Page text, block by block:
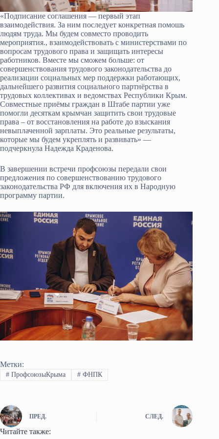
«Подписание соглашения — первый этап
взаимодействия. За ним последует конкретная помошь
людям труда. Мы будем совместо проводить
мероприятия., взаимодействовать с министерствами по
вопросам трудового права и защищать интересы
работников. Вместе мы сможем больше: от
совершенствования трудового законодательства до
реализации социальных мер поддержки работающих,
дальнейшего развития социального партнёрства в
трудовых коллективах и ведомствах Республики Крым.
Совместные приёмы граждан в Штабе партии уже
помогли десяткам крымчан защитить свои трудовые
права – от восстановления на работе до взыскания
невыплаченной зарплаты. Это реальные результаты,
которые мы будем укреплять и развивать» —
подчеркнула Надежда Краденова.
В завершении встречи профсоюзы передали свои
предложения по совершенствованию трудового
законодательства РФ для включения их в Народную
программу партии.
Метки:
#ПрофсоюзыКрыма #ФНПК
ПРЕД. СЛЕД.
Читайте также: